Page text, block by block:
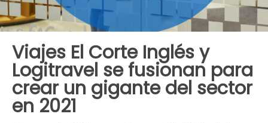
Viajes El Corte Inglés y
Logitravel se fusionan para
crear un gigante del sector
en 2021